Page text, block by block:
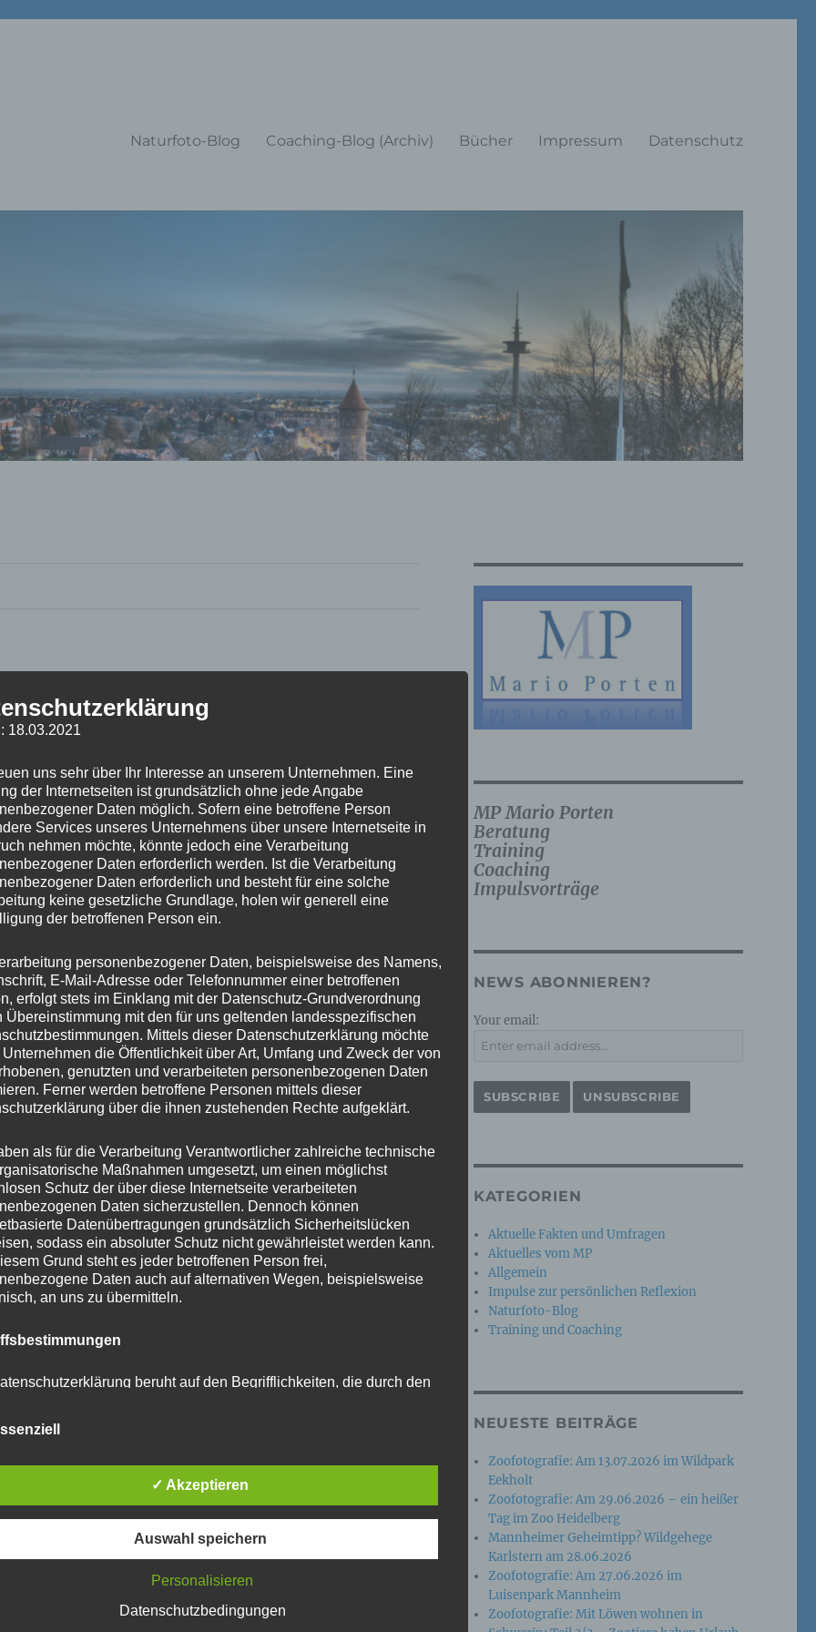
Naturfoto-Blog Coaching-Blog (Archiv) Bücher Impressum Datenschutz
abzugeben.
reduzieren.
MP Mario Porten
Beratung
Training
Coaching
Impulsvorträge
NEWS ABONNIEREN?
Your email:
KATEGORIEN
Aktuelle Fakten und Umfragen
Aktuelles vom MP
Allgemein
Impulse zur persönlichen Reflexion
Naturfoto-Blog
Training und Coaching
NEUESTE BEITRÄGE
Zoofotografie: Am 13.07.2026 im Wildpark
Eekholt
Zoofotografie: Am 29.06.2026 – ein heißer
Tag im Zoo Heidelberg
Mannheimer Geheimtipp? Wildgehege
Karlstern am 28.06.2026
Zoofotografie: Am 27.06.2026 im
Luisenpark Mannheim
Zoofotografie: Mit Löwen wohnen in
18.03.2021
uns sehr über Ihr Interesse an unserem Unternehmen. Eine
der Internetseiten ist grundsätzlich ohne jede Angabe
Daten möglich. Sofern eine betroffene Person
Services unseres Unternehmens über unsere Internetseite in
nehmen möchte, könnte jedoch eine Verarbeitung
Daten erforderlich werden. Ist die Verarbeitung
Daten erforderlich und besteht für eine solche
keine gesetzliche Grundlage, holen wir generell eine
der betroffenen Person ein.
personenbezogener Daten, beispielsweise des Namens,
E-Mail-Adresse oder Telefonnummer einer betroffenen
erfolgt stets im Einklang mit der Datenschutz-Grundverordnung
Übereinstimmung mit den für uns geltenden landesspezifischen
Mittels dieser Datenschutzerklärung möchte
Unternehmen die Öffentlichkeit über Art, Umfang und Zweck der von
genutzten und verarbeiteten personenbezogenen Daten
Ferner werden betroffene Personen mittels dieser
über die ihnen zustehenden Rechte aufgeklärt.
als für die Verarbeitung Verantwortlicher zahlreiche technische
Maßnahmen umgesetzt, um einen möglichst
Schutz der über diese Internetseite verarbeiteten
Daten sicherzustellen. Dennoch können
Datenübertragungen grundsätzlich Sicherheitslücken
sodass ein absoluter Schutz nicht gewährleistet werden kann.
Grund steht es jeder betroffenen Person frei,
Daten auch auf alternativen Wegen, beispielsweise
an uns zu übermitteln.
beruht auf den Begrifflichkeiten, die durch den
Grundverordnung (DS-GVO) verwendet wurden. Unsere
soll sowohl für die Öffentlichkeit als auch für unsere
gewährleisten, möchten wir vorab die verwendeten
in dieser Datenschutzerklärung unter anderem die
✓ Akzeptieren
Auswahl speichern
Personalisieren
Datenschutzbedingungen